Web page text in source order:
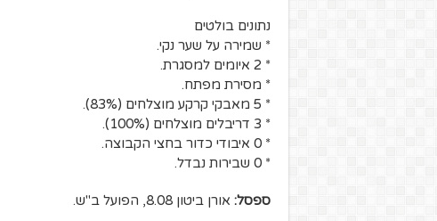
נתונים בולטים
* שמירה על שער נקי.
* 2 איומים למסגרת.
* מסירת מפתח.
* 5 מאבקי קרקע מוצלחים (83%).
* 3 דריבלים מוצלחים (100%).
* 0 איבודי כדור בחצי הקבוצה.
* 0 שבירות נבדל.
ספסל: אורן ביטון 8.08, הפועל ב"ש.